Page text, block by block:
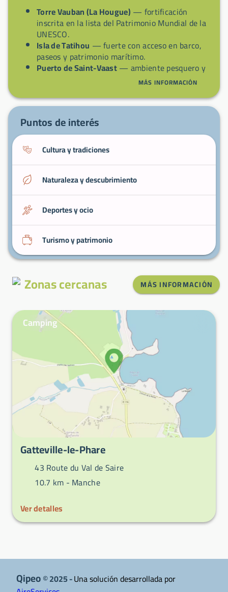
Torre Vauban (La Hougue) — fortificación
inscrita en la lista del Patrimonio Mundial de la
UNESCO.
Isla de Tatihou — fuerte con acceso en barco,
paseos y patrimonio marítimo.
Puerto de Saint-Vaast— ambiente pesquero y
comercios de productos del mar.
observación de aves.
para degustar en el lugar.
MÁS INFORMACIÓN
Puntos de interés
Cultura y tradiciones
Naturaleza y descubrimiento
Deportes y ocio
Turismo y patrimonio
Zonas cercanas MÁS INFORMACIÓN
Camping
Gatteville-le-Phare
43 Route du Val de Saire
10.7 km - Manche
Ver detalles
Qipeo© 2025 -Una solución desarrollada por